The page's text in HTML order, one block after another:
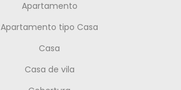
Apartamento
Apartamento tipo Casa
Casa
Casa de vila